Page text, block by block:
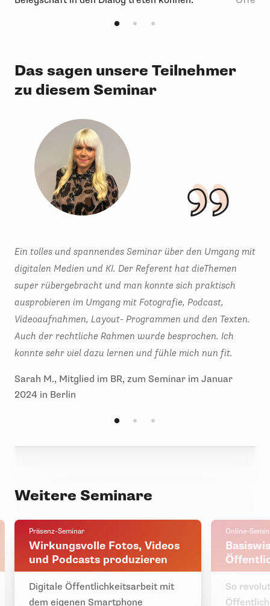
Das sagen unsere Teilnehmer
zu diesem Seminar
Ein tolles und spannendes Seminar über den Umgang mit
digitalen Medien und KI. Der Referent hat dieThemen
super rübergebracht und man konnte sich praktisch
ausprobieren im Umgang mit Fotografie, Podcast,
Videoaufnahmen, Layout- Programmen und den Texten.
Auch der rechtliche Rahmen wurde besprochen. Ich
konnte sehr viel dazu lernen und fühle mich nun fit.
Sarah M., Mitglied im BR, zum Seminar im Januar
2024 in Berlin
Weitere Seminare
Präsenz-Seminar
Wirkungsvolle Fotos, Videos
und Podcasts produzieren
Digitale Öffentlichkeitsarbeit mit
dem eigenen Smartphone
Online-
So